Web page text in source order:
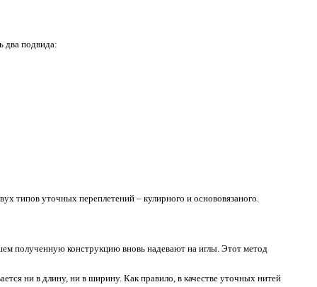
Данный трикотаж может иметь два подвида: